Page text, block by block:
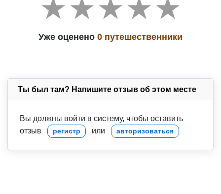
Уже оценено 0 путешественники
Ты был там? Напишите отзыв об этом месте
Вы должны войти в систему, чтобы оставить
отзыв
регистр или авторизоваться